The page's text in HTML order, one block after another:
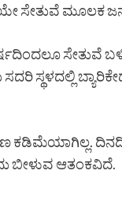
ಸೇತುವೆ ಮೂಲಕ
ಸೇತುವೆ
ಸ್ಥಳದಲ್ಲಿ
ಕಡಿಮೆಯಾಗಿಲ್ಲ.
ಬೀಳುವ ಆತಂಕವಿದೆ.